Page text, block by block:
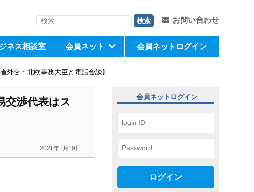
検
お問い合わせ
ネス相談室 会員ネット 会員ネットログイン
外交・北欧事務大臣と電話会談】
交渉代表はス
2021年1月19日
会員ネットログイン
ログイン